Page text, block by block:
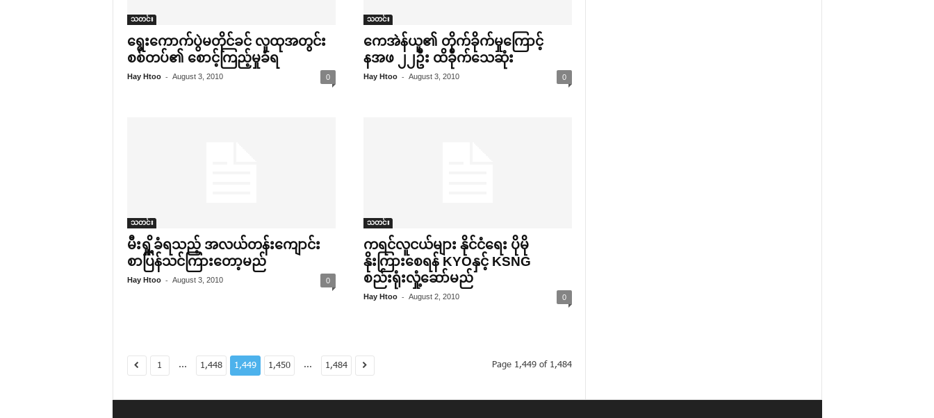
သတင်း
‌ရွေး‌ကောက်ပွဲမတိုင်ခင် လူထုအတွင်း
စစ်တပ်၏ ‌စောင့်ကြည့်မှုခံရ
Hay Htoo - August 3, 2010 0
သတင်း
‌ကေအဲန်ယူ၏ တိုက်ခိုက်မှု‌ကြောင့်
နအဖ ၂၂ဦး ထိခိုက်‌သေဆုံး
Hay Htoo - August 3, 2010 0
သတင်း
မီးရှို့ခံရသည့် အလယ်တန်း‌ကျောင်း
စာပြန်သင်ကြား‌တော့မည်
Hay Htoo - August 3, 2010 0
သတင်း
ကရင်လူငယ်များ နိုင်ငံ‌ရေး ပိုမို
နိုးကြား‌စေရန် KYOနှင့် KSNG
စည်းရုံးလှုံ့‌ဆော်မည်
Hay Htoo - August 2, 2010 0
1 ... 1,448 1,449 1,450 ... 1,484 Page 1,449 of 1,484